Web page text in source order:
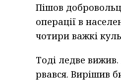
Пішов
операції в
чотири важкі
Тоді ледве вижив.
рвався. Вирішив